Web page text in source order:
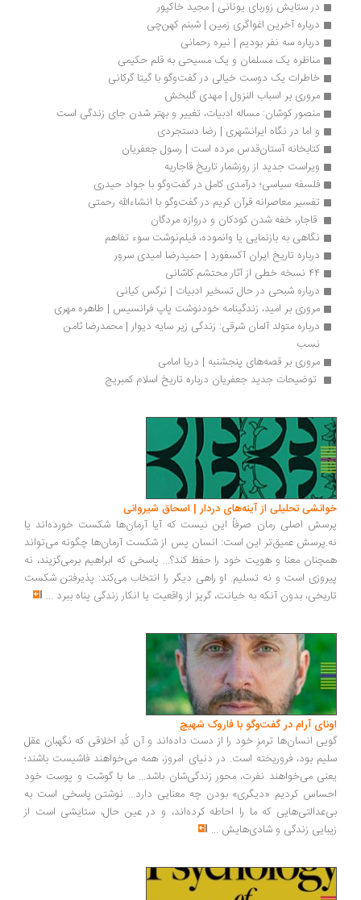
در ستایش زوربای یونانی | مجید خاکپور
درباره آخرین اغواگری زمین | شبنم کهن‌چی
درباره سه نفر بودیم | نیره رحمانی
مناظره یک مسلمان و یک مسیحی به قلم حکیمی
خاطرات یک دوست خیالی در گفت‌وگو با گیتا گرکانی
مروری بر اسباب النزول | مهدی گلبخش
منصور کوشان: مساله ادبیات، تغییر و بهتر شدن جای زندگی است
و اما در نگاه ایرانشهری | رضا دستجردی
کتابخانه‌ آستان‌قدس مرده است | رسول جعفریان
ویراست جدید از روزشمار تاریخ قاجاریه
فلسفه سیاسی؛ درآمدی کامل در گفت‌وگو با جواد حیدری
تفسیر معاصرانه قرآن کریم در گفت‌وگو با انشاءالله رحمتی
قاجار، خفه شدن کودکان و دروازه مردگان
نگاهی به بازنمایی یا وانموده، فیلم‌نوشت سوء تفاهم
درباره تاریخ ایران آکسفورد | حمیدرضا امیدی سرور
درباره شبحی در حال تسخیر ادبیات | نرگس کیانی
مروری بر امید، زندگینامه خودنوشت پاپ فرانسیس | طاهره مهری
درباره متولد آلمان شرقی: زندگی زیر سایه دیوار | محمدرضا ثامن
مروری بر قصه‌های پنجشنبه | دریا امامی
توضیحات جدید جعفریان درباره تاریخ اسلام کمبریج
تحلیلی از آینه‌های دردار | اسحاق شیروانی
اصلی رمان صرفاً این نیست که آیا آرمان‌ها شکست خورده‌اند یا
عمیق‌تر این است: انسان پس از شکست آرمان‌ها چگونه می‌تواند
معنا و هویت خود را حفظ کند؟... پاسخی که ابراهیم برمی‌گزیند، نه
است و نه تسلیم. او راهی دیگر را انتخاب می‌کند: پذیرفتن شکست
بدون آنکه به خیانت، گریز از واقعیت یا انکار زندگی پناه ببرد...
آرام در گفت‌وگو با فاروک شهیچ‭
انسان‌ها ترمزِ خود را از دست داده‌اند و آن کُدِ اخلاقی که نگهبان عقل
بود، فروریخته است. در دنیای امروز، همه می‌خواهند فاشیست باشند؛
می‌خواهند نفرت، محورِ زندگی‌شان باشد... ما با گوشت و پوست خود
کردیم «دیگری» بودن چه معنایی دارد... نوشتن پاسخی است به
که ما را احاطه کرده‌اند، و در عین حال، ستایشی است از
زندگی و شادی‌هایش...